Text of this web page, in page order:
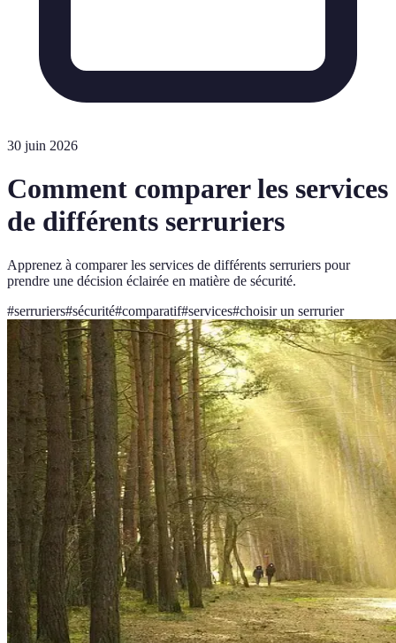
30 juin 2026
Comment comparer les services
de différents serruriers
Apprenez à comparer les services de différents serruriers pour
prendre une décision éclairée en matière de sécurité.
#serruriers#sécurité#comparatif#services#choisir un serrurier